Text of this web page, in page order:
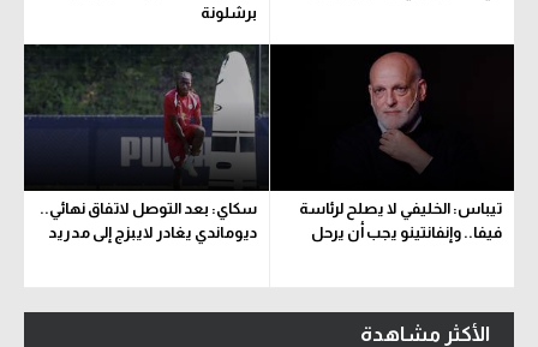
برشلونة
تيباس: الخليفي لا يصلح لرئاسة
فيفا.. وإنفانتينو يجب أن يرحل
سكاي: بعد التوصل لاتفاق نهائي..
ديوماندي يغادر لايبزج إلى مدريد
الأكثر مشاهدة